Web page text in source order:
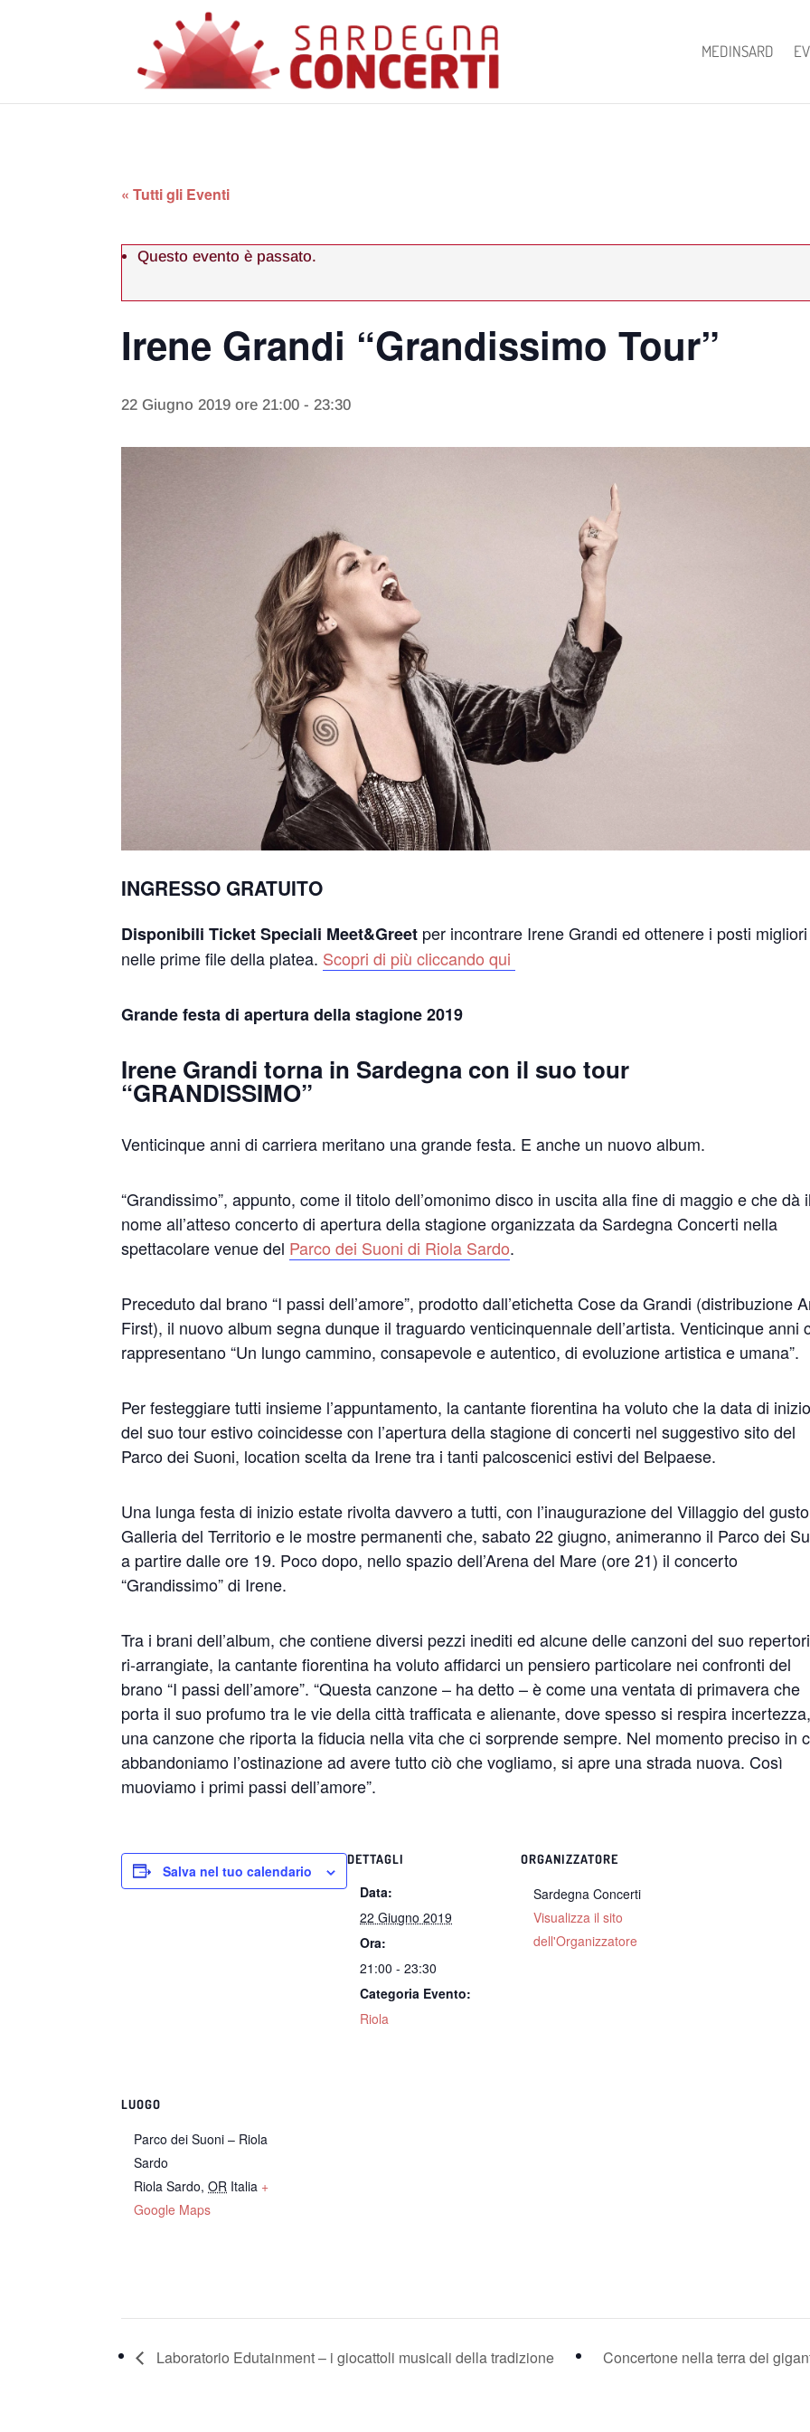
MEDINSARD
« Tutti gli Eventi
Questo evento è passato.
Irene Grandi “Grandissimo Tour”
22 Giugno 2019 ore 21:00 -23:30
INGRESSO GRATUITO
Disponibili Ticket Speciali Meet&Greet per incontrare Irene Grandi ed ottenere i posti migliori
nelle prime file della platea. Scopri di più cliccando qui
Grande festa di apertura della stagione 2019
Irene Grandi torna in Sardegna con il suo tour
“GRANDISSIMO”
Venticinque anni di carriera meritano una grande festa. E anche un nuovo album.
“Grandissimo”, appunto, come il titolo dell’omonimo disco in uscita alla fine di maggio e che dà
nome all’atteso concerto di apertura della stagione organizzata da Sardegna Concerti nella
spettacolare venue del Parco dei Suoni di Riola Sardo.
Preceduto dal brano “I passi dell’amore”, prodotto dall’etichetta Cose da Grandi (distribuzione
First), il nuovo album segna dunque il traguardo venticinquennale dell’artista. Venticinque anni
rappresentano “Un lungo cammino, consapevole e autentico, di evoluzione artistica e umana”.
Per festeggiare tutti insieme l’appuntamento, la cantante fiorentina ha voluto che la data di
del suo tour estivo coincidesse con l’apertura della stagione di concerti nel suggestivo sito del
Parco dei Suoni, location scelta da Irene tra i tanti palcoscenici estivi del Belpaese.
Una lunga festa di inizio estate rivolta davvero a tutti, con l’inaugurazione del Villaggio del
Galleria del Territorio e le mostre permanenti che, sabato 22 giugno, animeranno il Parco dei
a partire dalle ore 19. Poco dopo, nello spazio dell’Arena del Mare (ore 21) il concerto
“Grandissimo” di Irene.
Tra i brani dell’album, che contiene diversi pezzi inediti ed alcune delle canzoni del suo
ri-arrangiate, la cantante fiorentina ha voluto affidarci un pensiero particolare nei confronti del
brano “I passi dell’amore”. “Questa canzone – ha detto – è come una ventata di primavera che
porta il suo profumo tra le vie della città trafficata e alienante, dove spesso si respira
una canzone che riporta la fiducia nella vita che ci sorprende sempre. Nel momento preciso in
abbandoniamo l’ostinazione ad avere tutto ciò che vogliamo, si apre una strada nuova. Così
muoviamo i primi passi dell’amore”.
Salva nel tuo calendario
DETTAGLI
Data:
22 Giugno 2019
Ora:
21:00 - 23:30
Categoria Evento:
Riola
ORGANIZZATORE
Sardegna Concerti
Visualizza il sito
dell'Organizzatore
LUOGO
Parco dei Suoni – Riola
Sardo
Riola Sardo, OR Italia +
Google Maps
Laboratorio Edutainment – i giocattoli musicali della tradizione Concertone nella terra dei